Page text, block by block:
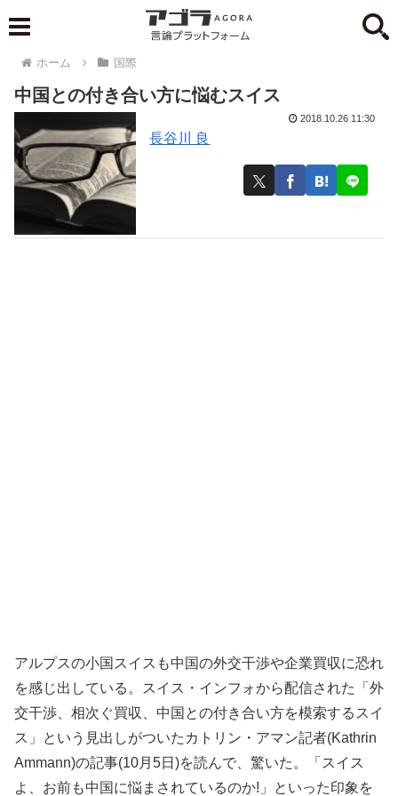
ホーム 国際
中国との付き合い方に悩むスイス
長谷川 良
2018.10.26 11:30
アルプスの小国スイスも中国の外交干渉や企業買収に恐れ
を感じ出している。スイス・インフォから配信された「外
交干渉、相次ぐ買収、中国との付き合い方を模索するスイ
ス」という見出しがついたカトリン・アマン記者(Kathrin
Ammann)の記事(10月5日)を読んで、驚いた。「スイス
よ、お前も中国に悩まされているのか!」といった印象を